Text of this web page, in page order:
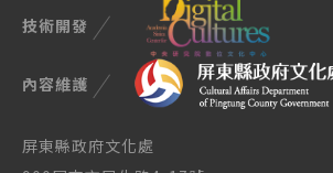
技術開發
內容維護
屏東縣政府文化處